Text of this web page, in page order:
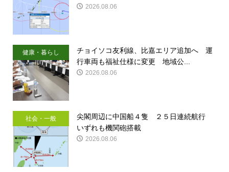
2026.08.06
健康・暮らし
チョイソコ友利線、比嘉エリア追加へ 運
行車両も福祉仕様に変更 地域公...
2026.08.06
社会・一般
尖閣周辺に中国船４隻 ２５日連続航行
いずれも機関砲搭載
2026.08.06